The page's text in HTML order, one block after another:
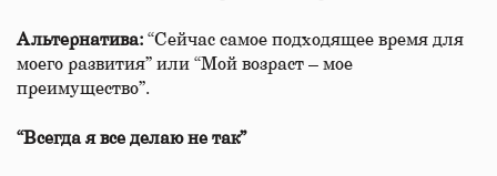
Альтернатива: “Сейчас самое подходящее время для
моего развития” или “Мой возраст – мое
преимущество”.
“Всегда я все делаю не так”